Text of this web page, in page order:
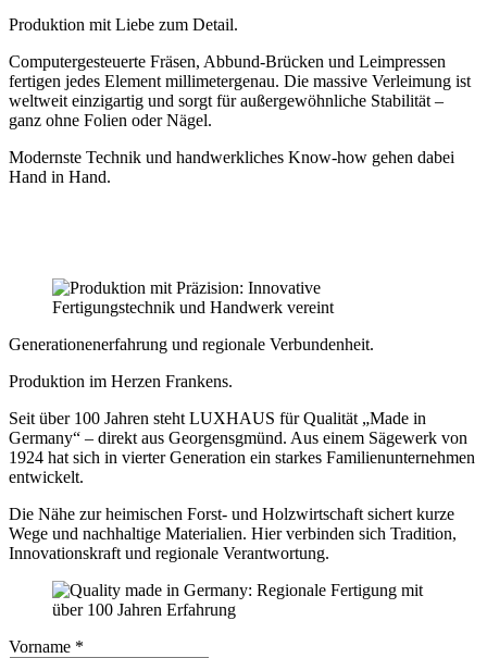
Produktion mit Liebe zum Detail.
Computergesteuerte Fräsen, Abbund-Brücken und Leimpressen
fertigen jedes Element millimetergenau. Die massive Verleimung ist
weltweit einzigartig und sorgt für außergewöhnliche Stabilität –
ganz ohne Folien oder Nägel.
Modernste Technik und handwerkliches Know-how gehen dabei
Hand in Hand.
Generationen­erfahrung und regionale Verbundenheit.
Produktion im Herzen Frankens.
Seit über 100 Jahren steht LUXHAUS für Qualität „Made in
Germany“ – direkt aus Georgensgmünd. Aus einem Sägewerk von
1924 hat sich in vierter Generation ein starkes Familienunternehmen
entwickelt.
Die Nähe zur heimischen Forst- und Holzwirtschaft sichert kurze
Wege und nachhaltige Materialien. Hier verbinden sich Tradition,
Innovationskraft und regionale Verantwortung.
Vorname *